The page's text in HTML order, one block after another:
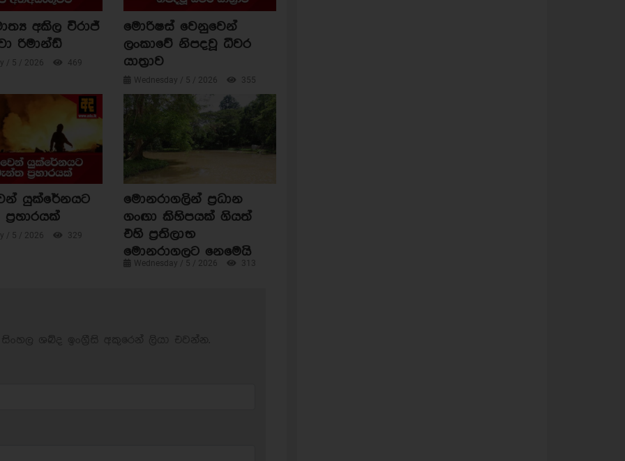
අකිල විරාජ්
රිමාන්ඩ්
/ 5 / 2026 469
මොරිෂස් වෙනුවෙන්
ලංකාවේ නිපදවූ ධීවර
යාත්‍රාව
Wednesday / 5 / 2026 355
යුක්රේනයට
/ 5 / 2026 329
මොනරාගලින් ප්‍රධාන
ගංඟා කිහිපයක් ගියත්
එහි ප්‍රතිලාභ
මොනරාගලට නෙමෙයි
Wednesday / 5 / 2026 313